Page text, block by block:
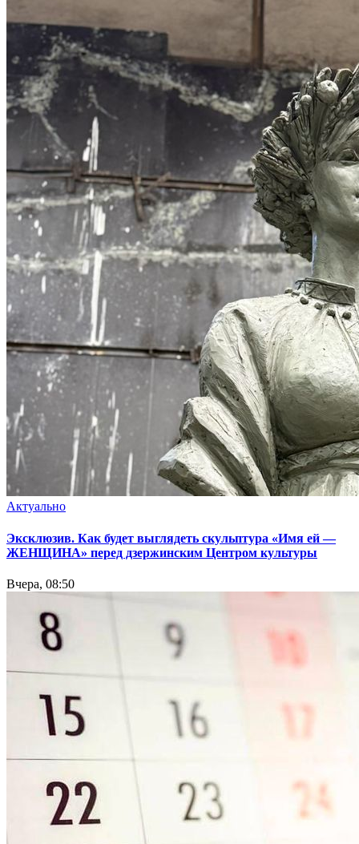
Актуально
Эксклюзив. Как будет выглядеть скульптура «Имя ей —
ЖЕНЩИНА» перед дзержинским Центром культуры
Вчера, 08:50